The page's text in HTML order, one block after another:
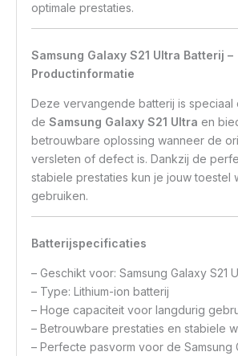
optimale prestaties.
Samsung Galaxy S21 Ultra Batterij –
Productinformatie
Deze vervangende batterij is
deSamsung Galaxy S21 Ultra en
betrouwbare oplossing wanneer de
versleten of defect is. Dankzij de
stabiele prestaties kun je jouw toestel
gebruiken.
Batterijspecificaties
– Geschikt voor: Samsung Galaxy S21
– Type: Lithium-ion batterij
– Hoge capaciteit voor langdurig
– Betrouwbare prestaties en stabiele
– Perfecte pasvorm voor de Samsung